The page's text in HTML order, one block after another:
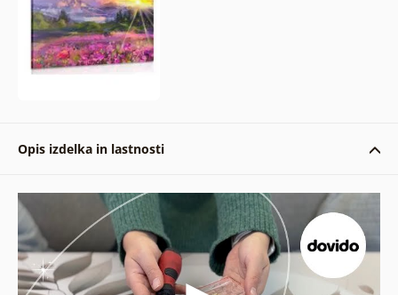
Opis izdelka in lastnosti